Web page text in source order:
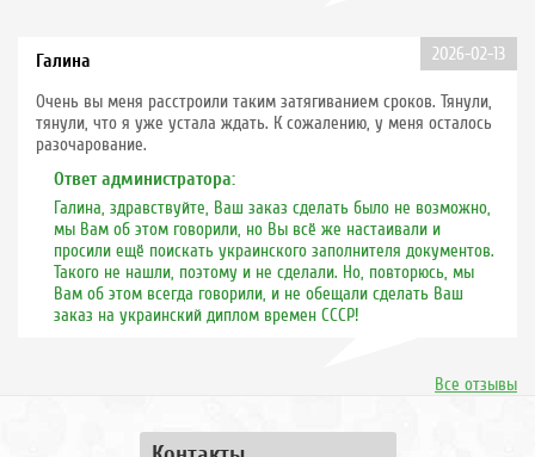
Галина 2026-02-13
Очень вы меня расстроили таким затягиванием сроков. Тянули,
тянули, что я уже устала ждать. К сожалению, у меня осталось
разочарование.
Ответ администратора:
Галина, здравствуйте, Ваш заказ сделать было не возможно,
мы Вам об этом говорили, но Вы всё же настаивали и
просили ещё поискать украинского заполнителя документов.
Такого не нашли, поэтому и не сделали. Но, повторюсь, мы
Вам об этом всегда говорили, и не обещали сделать Ваш
заказ на украинский диплом времен СССР!
Все отзывы